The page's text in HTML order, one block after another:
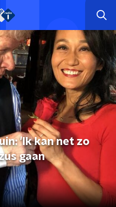
'Ik kan net zo
gaan